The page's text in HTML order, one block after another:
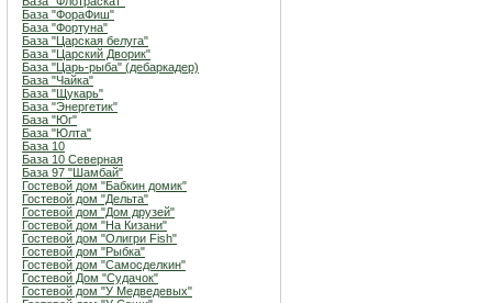
База "ФораФиш"
База "Фортуна"
База "Царская белуга"
База "Царский Дворик"
База "Царь-рыба" (дебаркадер)
База "Чайка"
База "Щукарь"
База "Энергетик"
База "Юг"
База "Юлта"
База 10
База 10 Северная
База 97 "Шамбай"
Гостевой дом "Бабкин домик"
Гостевой дом "Дельта"
Гостевой дом "Дом друзей"
Гостевой дом "На Кизани"
Гостевой дом "Олигри Fish"
Гостевой дом "Рыбка"
Гостевой дом "Самосделкин"
Гостевой Дом "Судачок"
Гостевой дом "У Медведевых"